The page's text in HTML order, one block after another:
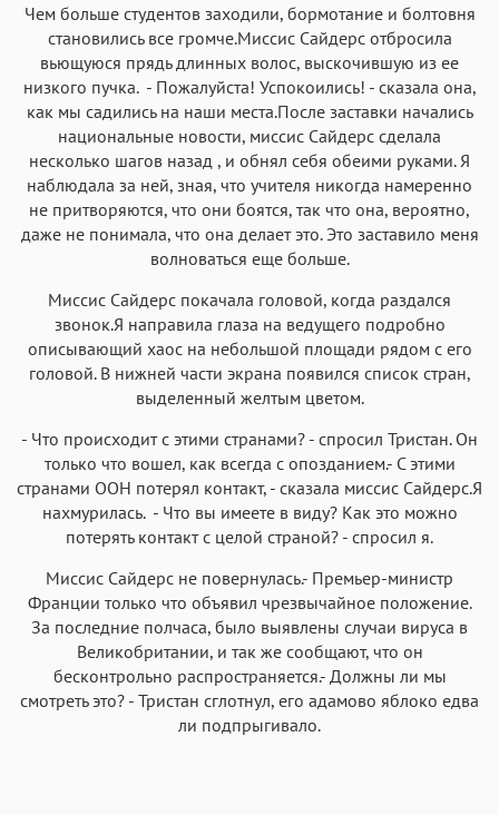
Чем больше студентов заходили, бормотание и болтовня
становились все громче.Миссис Сайдерс отбросила
вьющуюся прядь длинных волос, выскочившую из ее
низкого пучка. - Пожалуйста! Успокоились! - сказала она,
как мы садились на наши места.После заставки начались
национальные новости, миссис Сайдерс сделала
несколько шагов назад , и обнял себя обеими руками. Я
наблюдала за ней, зная, что учителя никогда намеренно
не притворяются, что они боятся, так что она, вероятно,
даже не понимала, что она делает это. Это заставило меня
волноваться еще больше.
Миссис Сайдерс покачала головой, когда раздался
звонок.Я направила глаза на ведущего подробно
описывающий хаос на небольшой площади рядом с его
головой. В нижней части экрана появился список стран,
выделенный желтым цветом.
- Что происходит с этими странами? - спросил Тристан. Он
только что вошел, как всегда с опозданием.- С этими
странами ООН потерял контакт, - сказала миссис Сайдерс.Я
нахмурилась. - Что вы имеете в виду? Как это можно
потерять контакт с целой страной? - спросил я.
Миссис Сайдерс не повернулась.- Премьер-министр
Франции только что объявил чрезвычайное положение.
За последние полчаса, было выявлены случаи вируса в
Великобритании, и так же сообщают, что он
бесконтрольно распространяется.- Должны ли мы
смотреть это? - Тристан сглотнул, его адамово яблоко едва
ли подпрыгивало.